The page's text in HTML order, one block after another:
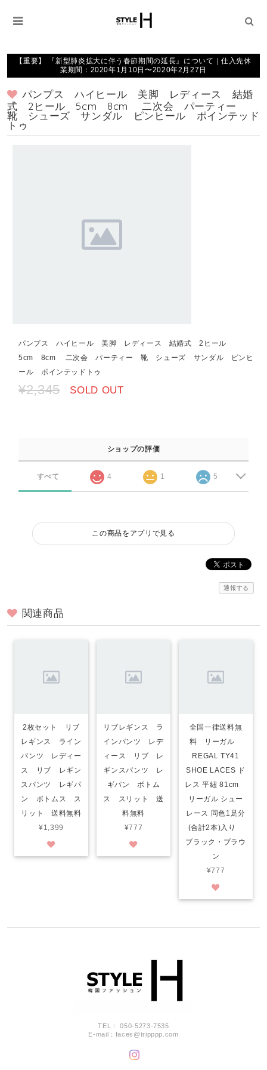
【重要】 『新型肺炎拡大に伴う春節期間の延長』について｜仕入先休
業期間：2020年1月10日〜2020年2月27日
パンプス ハイヒール 美脚 レディース 結婚
式 2ヒール 5cm 8cm 二次会 パーティー
靴 シューズ サンダル ピンヒール ポインテッド
トゥ
パンプス ハイヒール 美脚 レディース 結婚式 2ヒール
5cm 8cm 二次会 パーティー 靴 シューズ サンダル ピンヒ
ール ポインテッドトゥ
¥2,345 SOLD OUT
ショップの評価
すべて 4 1 5
この商品をアプリで見る
通報する
関連商品
2枚セット リブ
レギンス ライン
パンツ レディー
ス リブ レギン
スパンツ レギパ
ン ボトムス ス
リット 送料無料
¥1,399
リブレギンス ラ
インパンツ レデ
ィース リブ レ
ギンスパンツ レ
ギパン ボトム
ス スリット 送
料無料
¥777
全国一律送料無
料 リーガル
REGAL TY41
SHOE LACES ド
レス 平紐 81cm
リーガル シュー
レース 同色1足分
(合計2本)入り
ブラック・ブラウ
ン
¥777
TEL： 050-5273-7535
E-mail： faces@tripppp.com